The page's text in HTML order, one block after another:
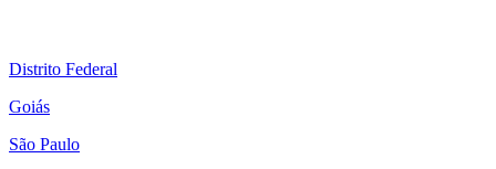
Distrito Federal
Goiás
São Paulo